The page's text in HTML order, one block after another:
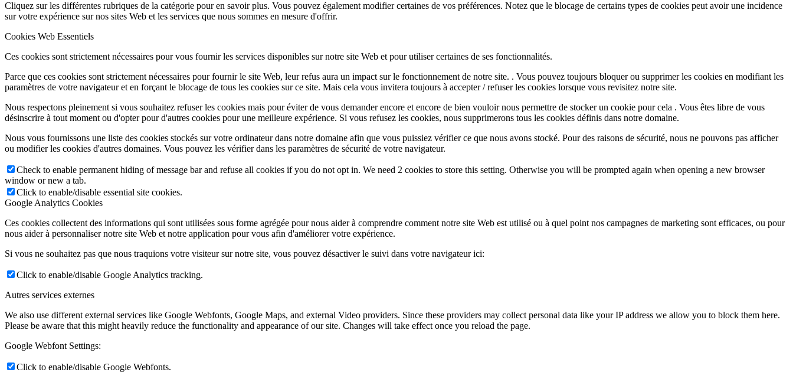
Cliquez sur les différentes rubriques de la catégorie pour en savoir plus. Vous pouvez également modifier certaines de vos préférences. Notez que le blocage de certains types de cookies peut avoir une incidence
sur votre expérience sur nos sites Web et les services que nous sommes en mesure d'offrir.
Cookies Web Essentiels
Ces cookies sont strictement nécessaires pour vous fournir les services disponibles sur notre site Web et pour utiliser certaines de ses fonctionnalités.
Parce que ces cookies sont strictement nécessaires pour fournir le site Web, leur refus aura un impact sur le fonctionnement de notre site. . Vous pouvez toujours bloquer ou supprimer les cookies en modifiant les
paramètres de votre navigateur et en forçant le blocage de tous les cookies sur ce site. Mais cela vous invitera toujours à accepter / refuser les cookies lorsque vous revisitez notre site.
Nous respectons pleinement si vous souhaitez refuser les cookies mais pour éviter de vous demander encore et encore de bien vouloir nous permettre de stocker un cookie pour cela . Vous êtes libre de vous
désinscrire à tout moment ou d'opter pour d'autres cookies pour une meilleure expérience. Si vous refusez les cookies, nous supprimerons tous les cookies définis dans notre domaine.
Nous vous fournissons une liste des cookies stockés sur votre ordinateur dans notre domaine afin que vous puissiez vérifier ce que nous avons stocké. Pour des raisons de sécurité, nous ne pouvons pas afficher
ou modifier les cookies d'autres domaines. Vous pouvez les vérifier dans les paramètres de sécurité de votre navigateur.
Check to enable permanent hiding of message bar and refuse all cookies if you do not opt in. We need 2 cookies to store this setting. Otherwise you will be prompted again when opening a new browser
window or new a tab.
Click to enable/disable essential site cookies.
Google Analytics Cookies
Ces cookies collectent des informations qui sont utilisées sous forme agrégée pour nous aider à comprendre comment notre site Web est utilisé ou à quel point nos campagnes de marketing sont efficaces, ou pour
nous aider à personnaliser notre site Web et notre application pour vous afin d'améliorer votre expérience.
Si vous ne souhaitez pas que nous traquions votre visiteur sur notre site, vous pouvez désactiver le suivi dans votre navigateur ici:
Click to enable/disable Google Analytics tracking.
Autres services externes
We also use different external services like Google Webfonts, Google Maps, and external Video providers. Since these providers may collect personal data like your IP address we allow you to block them here.
Please be aware that this might heavily reduce the functionality and appearance of our site. Changes will take effect once you reload the page.
Google Webfont Settings:
Click to enable/disable Google Webfonts.